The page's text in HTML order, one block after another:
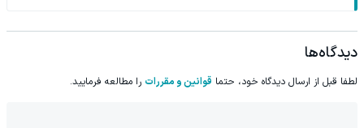
دیدگاه‌ها
لطفا قبل از ارسال دیدگاه خود، حتما قوانین و مقررات را مطالعه فرمایید.